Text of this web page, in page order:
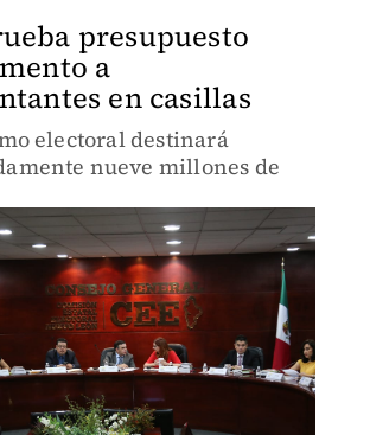
presupuesto
a
en casillas
electoral destinará
nueve millones de